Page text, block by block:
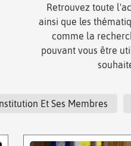
Retrouvez toute
ainsi que les
comme la
pouvant vous être
Et Ses Membres